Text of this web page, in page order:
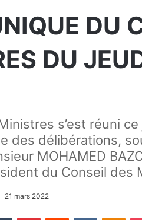
DU
DU
s’est réuni
des délibérations,
MOHAMED
du Conseil des
21 mars 2022